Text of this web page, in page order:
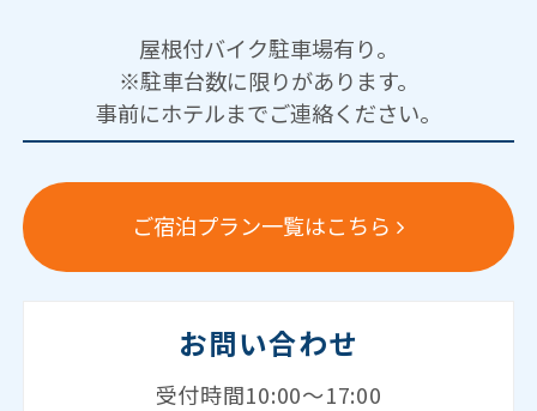
屋根付バイク駐車場有り。
※駐車台数に限りがあります。
事前にホテルまでご連絡ください。
ご宿泊プラン一覧はこちら
お問い合わせ
受付時間10:00～17:00